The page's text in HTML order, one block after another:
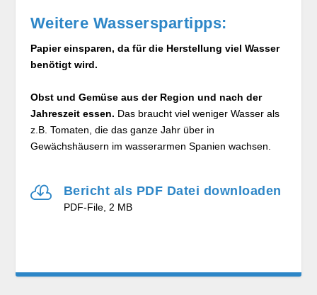
Weitere Wasserspartipps:
Papier einsparen, da für die Herstellung viel Wasser
benötigt wird.
Obst und Gemüse aus der Region und nach der
Jahreszeit essen. Das braucht viel weniger Wasser als
z.B. Tomaten, die das ganze Jahr über in
Gewächshäusern im wasserarmen Spanien wachsen.
 Bericht als PDF Datei downloaden
PDF-File, 2 MB